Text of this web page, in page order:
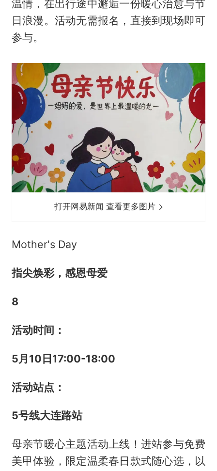
温情，在出行途中邂逅一份暖心治愈与节
日浪漫。活动无需报名，直接到现场即可
参与。
打开网易新闻 查看更多图片
Mother's Day
指尖焕彩，感恩母爱
8
活动时间：
5月10日17:00-18:00
活动站点：
5号线大连路站
母亲节暖心主题活动上线！进站参与免费
美甲体验，限定温柔春日款式随心选，以